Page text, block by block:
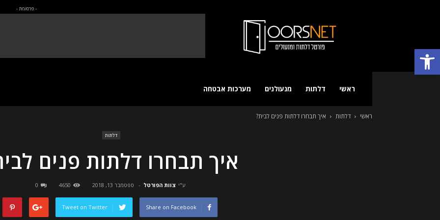
פתח סרגל נגישות
דלתות
מנעולים
- פרסומת -
ראשי דלתות מנעולנים מערכות אבטחה
ראשי דלתות איך תבחרו דלתות פנים לבית?
דלתות
איך תבחרו דלתות פנים
ע"י צוות הפורטל - ספטמבר 13, 2018 4650
0
Share on Facebook
Tweet on Twitter